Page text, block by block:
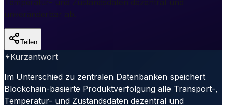
unveränderbar ab.
Teilen
Kurzantwort
Im Unterschied zu zentralen Datenbanken speichert
Blockchain-basierte Produktverfolgung alle Transport-,
Temperatur- und Zustandsdaten dezentral und